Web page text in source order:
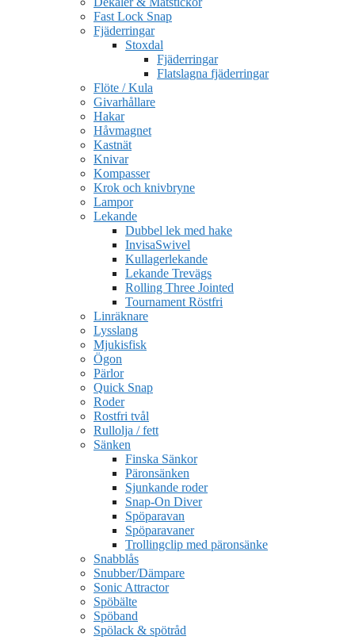
Fast Lock Snap
Fjäderringar
Stoxdal
Fjäderringar
Flatslagna fjäderringar
Flöte / Kula
Givarhållare
Hakar
Håvmagnet
Kastnät
Knivar
Kompasser
Krok och knivbryne
Lampor
Lekande
Dubbel lek med hake
InvisaSwivel
Kullagerlekande
Lekande Trevägs
Rolling Three Jointed
Tournament Röstfri
Linräknare
Lysslang
Mjukisfisk
Ögon
Pärlor
Quick Snap
Roder
Rostfri tvål
Rullolja / fett
Sänken
Finska Sänkor
Päronsänken
Sjunkande roder
Snap-On Diver
Spöparavan
Spöparavaner
Trollingclip med päronsänke
Snabblås
Snubber/Dämpare
Sonic Attractor
Spöbälte
Spöband
Spölack & spötråd